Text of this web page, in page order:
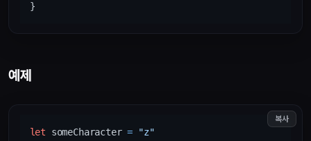
예제
let someCharacter = "z"
복사